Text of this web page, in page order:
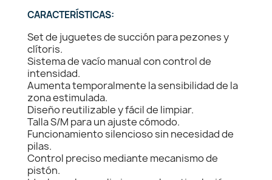
CARACTERÍSTICAS:
Set de juguetes de succión para pezones y
clítoris.
Sistema de vacío manual con control de
intensidad.
Aumenta temporalmente la sensibilidad de la
zona estimulada.
Diseño reutilizable y fácil de limpiar.
Talla S/M para un ajuste cómodo.
Funcionamiento silencioso sin necesidad de
pilas.
Control preciso mediante mecanismo de
pistón.